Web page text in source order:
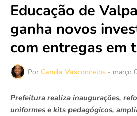
Educação de
ganha novos
com entregas em
Por Camila Vasconcelos - março
Prefeitura realiza inaugurações,
uniformes e kits pedagógicos,